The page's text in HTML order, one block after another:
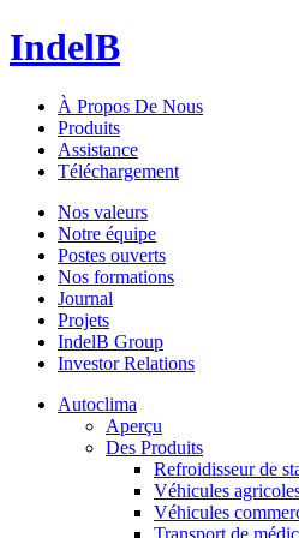
IndelB
À Propos De Nous
Produits
Assistance
Téléchargement
Nos valeurs
Notre équipe
Postes ouverts
Nos formations
Journal
Projets
IndelB Group
Investor Relations
Autoclima
Aperçu
Des Produits
Refroidisseur de
Véhicules
Véhicules
Transport de